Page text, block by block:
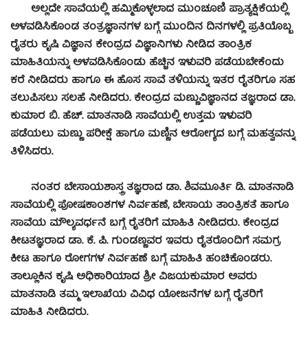
ಅಲ್ಲದೇ ಸಾವೆಯಲ್ಲಿ ಹಮ್ಮಿಕೊಳ್ಳಲಾದ ಮುಂಚೂಣಿ ಪ್ರಾತ್ಯಕ್ಷಿಕೆಯಲ್ಲಿ
ಅಳವಡಿಸಿಕೊಂಡ ತಂತ್ರಜ್ಞಾನಗಳ ಬಗ್ಗೆ ಮುಂದಿನ ದಿನಗಳಲ್ಲಿ ಪ್ರತಿಯೊಬ್ಬ
ರೈತರು ಕೃಷಿ ವಿಜ್ಞಾನ ಕೇಂದ್ರದ ವಿಜ್ಞಾನಿಗಳು ನೀಡಿದ ತಾಂತ್ರಿಕ
ಮಾಹಿತಿಯನ್ನು ಅಳವಡಿಸಿಕೊಂಡು ಹೆಚ್ಚಿನ ಇಳುವರಿ ಪಡೆಯಬೇಕೆಂದು
ಕರೆ ನೀಡಿದರು ಹಾಗೂ ಈ ಹೊಸ ಸಾವೆ ತಳಿಯನ್ನು ಇತರ ರೈತರಿಗೂ ಸಹ
ತಲುಪಿಸಲು ಸಲಹೆ ನೀಡಿದರು. ಕೇಂದ್ರದ ಮಣ್ಣುವಿಜ್ಞಾನದ ತಜ್ಞರಾದ ಡಾ.
ಕುಮಾರ ಬಿ. ಹೆಚ್. ಮಾತನಾಡಿ ಸಾವೆಯಲ್ಲಿ ಉತ್ತಮ ಇಳುವರಿ
ಪಡೆಯಲು ಮಣ್ಣು ಪರೀಕ್ಷೆ ಹಾಗೂ ಮಣ್ಣಿನ ಆರೋಗ್ಯದ ಬಗ್ಗೆ ಮಹತ್ವವನ್ನು
ತಿಳಿಸಿದರು.
ನಂತರ ಬೇಸಾಯಶಾಸ್ತ್ರ ತಜ್ಞರಾದ ಡಾ. ಶಿವಮೂರ್ತಿ ಡಿ. ಮಾತನಾಡಿ
ಸಾವೆಯಲ್ಲಿ ಪೋಷಕಾಂಶಗಳ ನಿರ್ವಹಣೆ, ಬೇಸಾಯ ತಾಂತ್ರಿಕತೆ ಹಾಗೂ
ಸಾವೆಯ ಮೌಲ್ಯವರ್ಧನೆ ಬಗ್ಗೆ ರೈತರಿಗೆ ಮಾಹಿತಿ ನೀಡಿದರು. ಕೇಂದ್ರದ
ಕೀಟತಜ್ಞರಾದ ಡಾ. ಕೆ. ಪಿ. ಗುಂಡಣ್ಣವರ ಇವರು ರೈತರೊಂದಿಗೆ ಸಮಗ್ರ
ಕೀಟ ಹಾಗೂ ರೋಗಗಳ ನಿರ್ವಹಣೆ ಬಗ್ಗೆ ಮಾಹಿತಿ ಹಂಚಿಕೊಂಡರು.
ತಾಲ್ಲೂಕಿನ ಕೃಷಿ ಅಧಿಕಾರಿಯಾದ ಶ್ರೀ ವಿಜಯಕುಮಾರ ಅವರು
ಮಾತನಾಡಿ ತಮ್ಮ ಇಲಾಖೆಯ ವಿವಿಧ ಯೋಜನೆಗಳ ಬಗ್ಗೆ ರೈತರಿಗೆ
ಮಾಹಿತಿ ನೀಡಿದರು.